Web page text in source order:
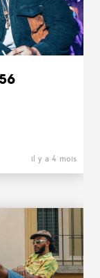
il y a 4 mois